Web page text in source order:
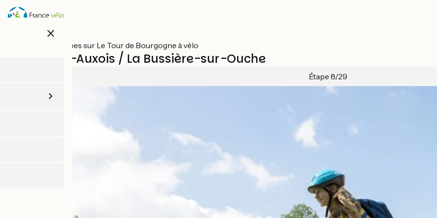
Aller
au
close
Toutes les étapes sur Le Tour de Bourgogne à vélo
Pouilly-en-Auxois / La Bussière-sur-Ouche
Étape 8/29